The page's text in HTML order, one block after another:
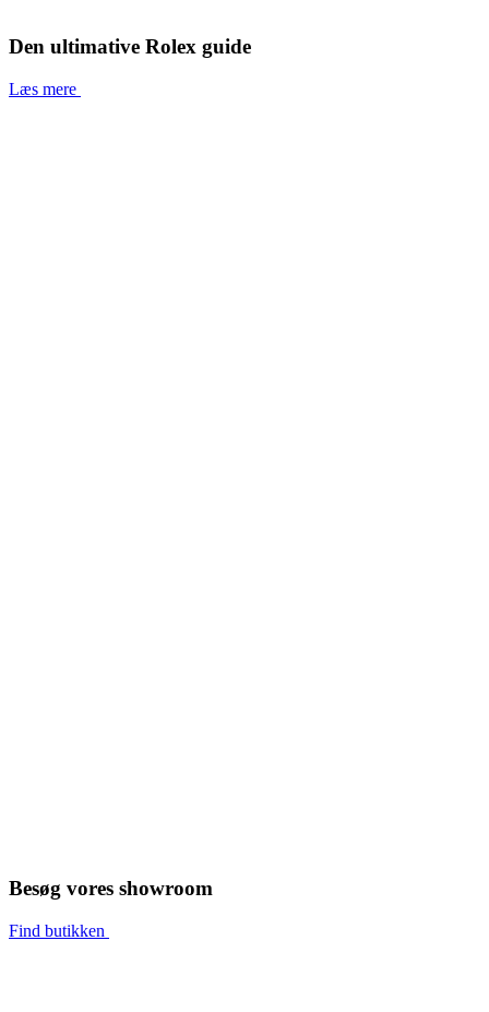
Den ultimative Rolex guide
Læs mere
Besøg vores showroom
Find butikken